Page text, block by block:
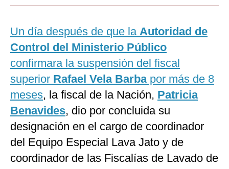
México
España
Internacional
Tecnología
Club del Suscriptor
Mix
G de Gestión
Un día después de que la Autoridad de
Control del Ministerio Público
confirmara la suspensión del fiscal
superior Rafael Vela Barbapor más de 8
meses, la fiscal de la Nación, Patricia
Benavides, dio por concluida su
designación en el cargo de coordinador
del Equipo Especial Lava Jato y de
coordinador de las Fiscalías de Lavado de